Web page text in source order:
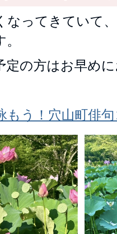
なってきていて
定の方はお早め
もう！穴山町俳